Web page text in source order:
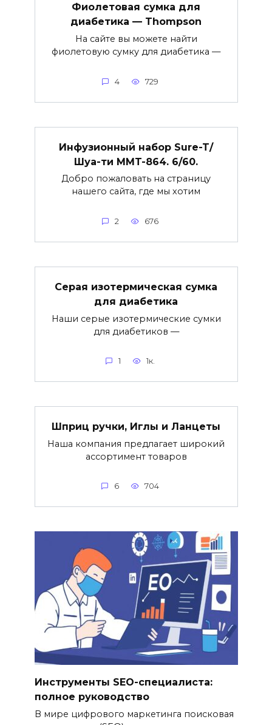
Фиолетовая сумка для
диабетика — Thompson
На сайте вы можете найти
фиолетовую сумку для диабетика —
4 729
Инфузионный набор Sure-T/
Шуа-ти MMT-864. 6/60.
Добро пожаловать на страницу
нашего сайта, где мы хотим
2 676
Серая изотермическая сумка
для диабетика
Наши серые изотермические сумки
для диабетиков —
1 1к.
Шприц ручки, Иглы и Ланцеты
Наша компания предлагает широкий
ассортимент товаров
6 704
Инструменты SEO-специалиста:
полное руководство
В мире цифрового маркетинга поисковая